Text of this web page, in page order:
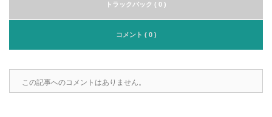
トラックバック ( 0 )
コメント ( 0 )
この記事へのコメントはありません。